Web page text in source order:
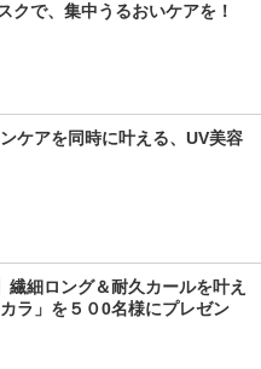
クで、集中うるおいケアを！
ケアを同時に叶える、UV美容
繊細ロング＆耐久カールを叶え
ラ」を５０0名様にプレゼン